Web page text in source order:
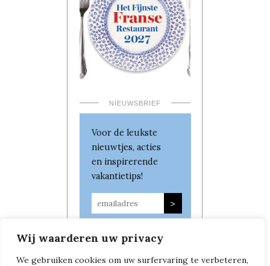
Wij waarderen uw privacy
We gebruiken cookies om uw surfervaring te verbeteren,
NIEUWSBRIEF
Voor de leukste
nieuwtjes, acties
en inspirerende
vakantietips!